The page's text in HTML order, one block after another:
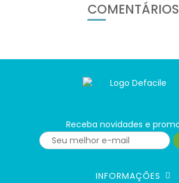
COMENTÁRIOS
Receba novidades e
INFORMAÇÕES